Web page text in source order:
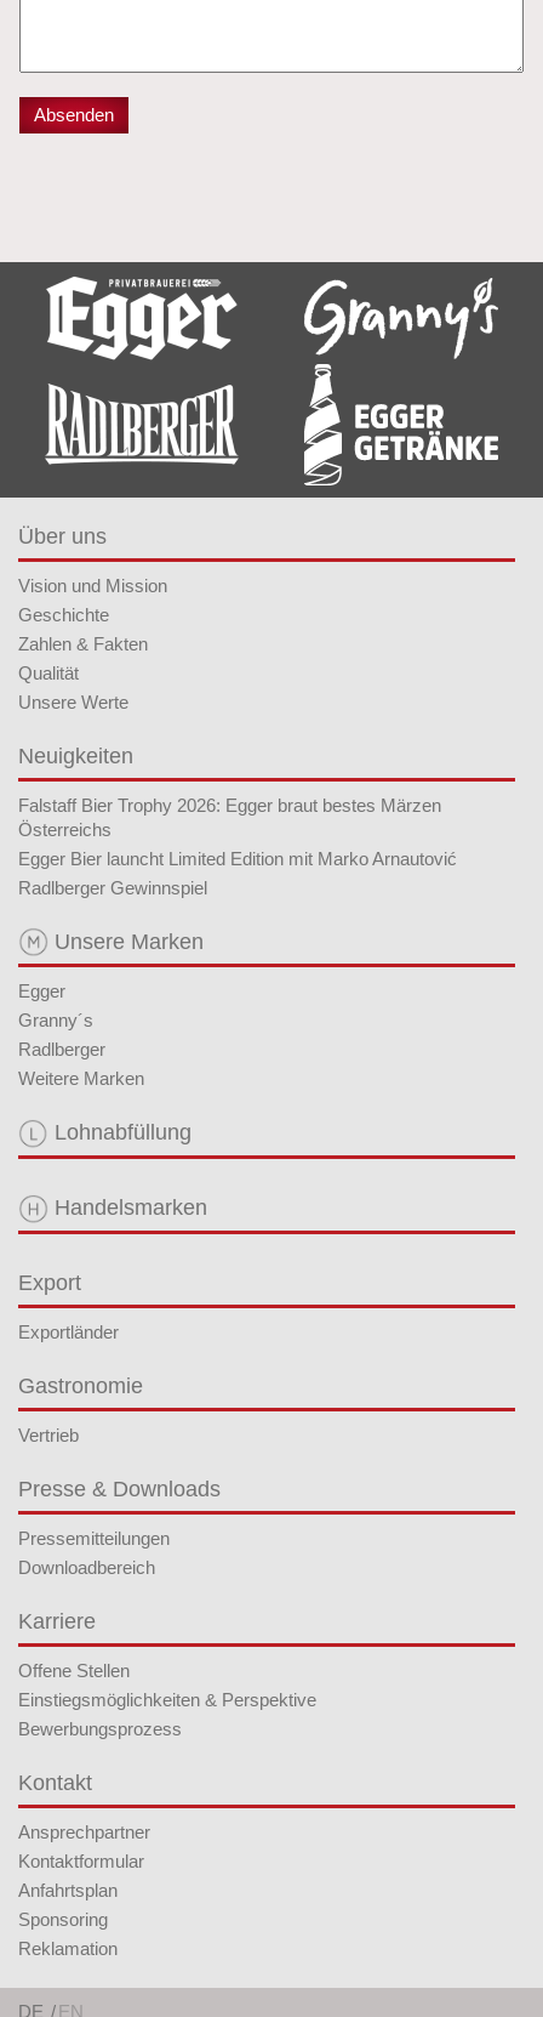
Über uns
Vision und Mission
Geschichte
Zahlen & Fakten
Qualität
Unsere Werte
Neuigkeiten
Falstaff Bier Trophy 2026: Egger braut bestes Märzen
Österreichs
Egger Bier launcht Limited Edition mit Marko Arnautović
Radlberger Gewinnspiel
Unsere Marken
Egger
Granny´s
Radlberger
Weitere Marken
Lohnabfüllung
Handelsmarken
Export
Exportländer
Gastronomie
Vertrieb
Presse & Downloads
Pressemitteilungen
Downloadbereich
Karriere
Offene Stellen
Einstiegsmöglichkeiten & Perspektive
Bewerbungsprozess
Kontakt
Ansprechpartner
Kontaktformular
Anfahrtsplan
Sponsoring
Reklamation
DE EN